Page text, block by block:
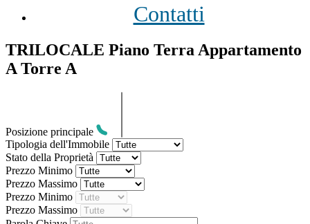
Contatti
TRILOCALE Piano Terra Appartamento
A Torre A
Posizione principale
Tipologia dell'Immobile
Stato della Proprietà
Prezzo Minimo
Prezzo Massimo
Prezzo Minimo
Prezzo Massimo